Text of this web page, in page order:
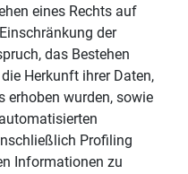
eines Rechts auf
der
das Bestehen
Herkunft ihrer Daten,
erhoben wurden, sowie
Profiling
Informationen zu